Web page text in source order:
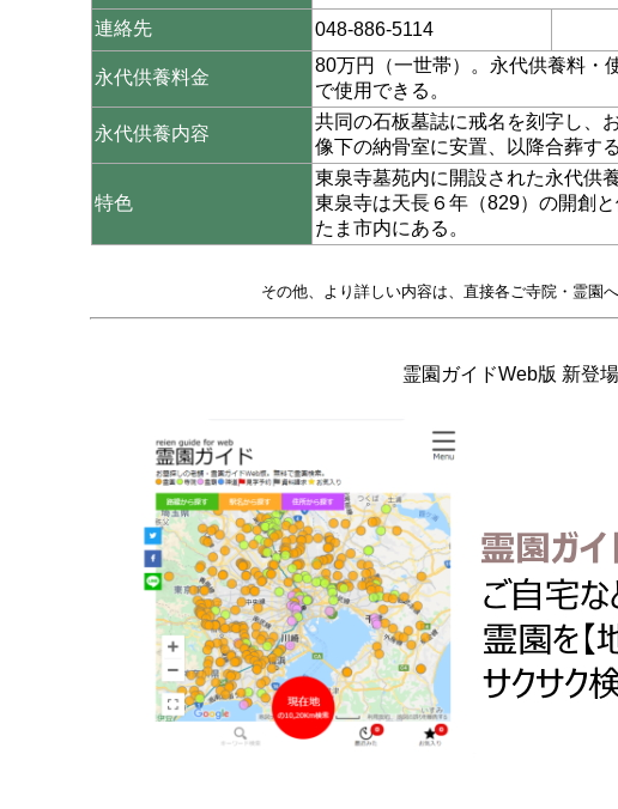
連絡先 048-886-5114
永代供養料金
80万円（一世帯）。永代供養料・
で使用できる。
永代供養内容
共同の石板墓誌に戒名を刻字し、
像下の納骨室に安置、以降合葬す
特色
東泉寺墓苑内に開設された永代供
東泉寺は天長６年（829）の開創
たま市内にある。
その他、より詳しい内容は、直接各ご寺院・霊園
霊園ガイドWeb版 新登場